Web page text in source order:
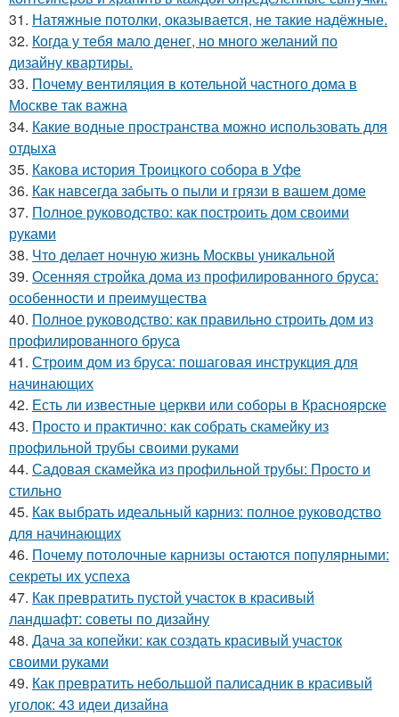
31. Натяжные потолки, оказывается, не такие надёжные.
32. Когда у тебя мало денег, но много желаний по
дизайну квартиры.
33. Почему вентиляция в котельной частного дома в
Москве так важна
34. Какие водные пространства можно использовать для
отдыха
35. Какова история Троицкого собора в Уфе
36. Как навсегда забыть о пыли и грязи в вашем доме
37. Полное руководство: как построить дом своими
руками
38. Что делает ночную жизнь Москвы уникальной
39. Осенняя стройка дома из профилированного бруса:
особенности и преимущества
40. Полное руководство: как правильно строить дом из
профилированного бруса
41. Строим дом из бруса: пошаговая инструкция для
начинающих
42. Есть ли известные церкви или соборы в Красноярске
43. Просто и практично: как собрать скамейку из
профильной трубы своими руками
44. Садовая скамейка из профильной трубы: Просто и
стильно
45. Как выбрать идеальный карниз: полное руководство
для начинающих
46. Почему потолочные карнизы остаются популярными:
секреты их успеха
47. Как превратить пустой участок в красивый
ландшафт: советы по дизайну
48. Дача за копейки: как создать красивый участок
своими руками
49. Как превратить небольшой палисадник в красивый
уголок: 43 идеи дизайна